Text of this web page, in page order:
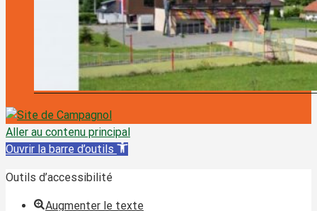
Aller au contenu principal
Ouvrir la barre d’outils
Outils d’accessibilité
Augmenter le texte